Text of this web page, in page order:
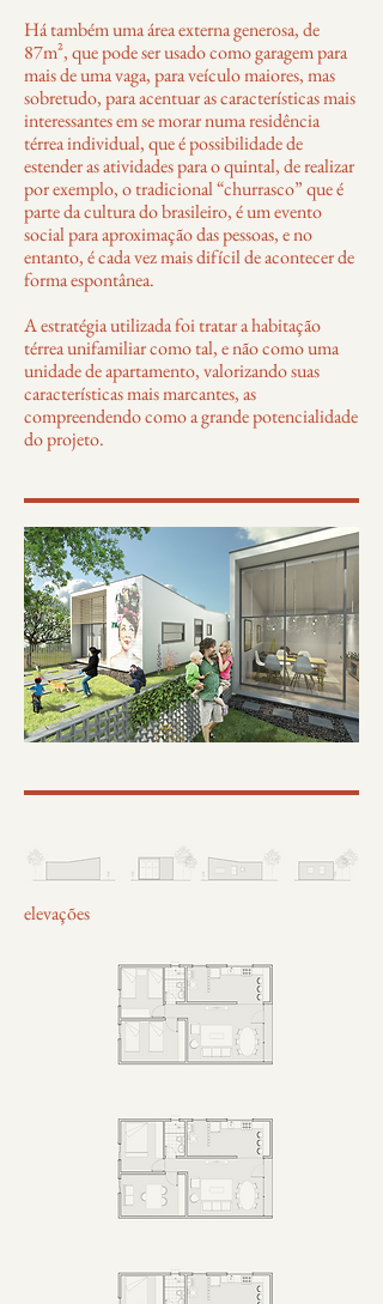
Há também uma área externa generosa, de
87m², que pode ser usado como garagem para
mais de uma vaga, para veículo maiores, mas
sobretudo, para acentuar as características mais
interessantes em se morar numa residência
térrea individual, que é possibilidade de
estender as atividades para o quintal, de realizar
por exemplo, o tradicional “churrasco” que é
parte da cultura do brasileiro, é um evento
social para aproximação das pessoas, e no
entanto, é cada vez mais difícil de acontecer de
forma espontânea.
A estratégia utilizada foi tratar a habitação
térrea unifamiliar como tal, e não como uma
unidade de apartamento, valorizando suas
características mais marcantes, as
compreendendo como a grande potencialidade
do projeto.
elevações